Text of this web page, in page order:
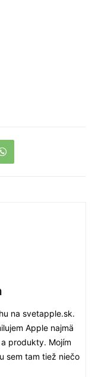
na svetapple.sk.
Apple najmä
produkty. Mojím
sem tam tiež niečo